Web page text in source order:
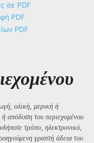
σε PDF
PDF
PDF
ολική, μερική ή
απόδοση του περιεχομένου
τρόπο, ηλεκτρονικό,
γραπτή άδεια του